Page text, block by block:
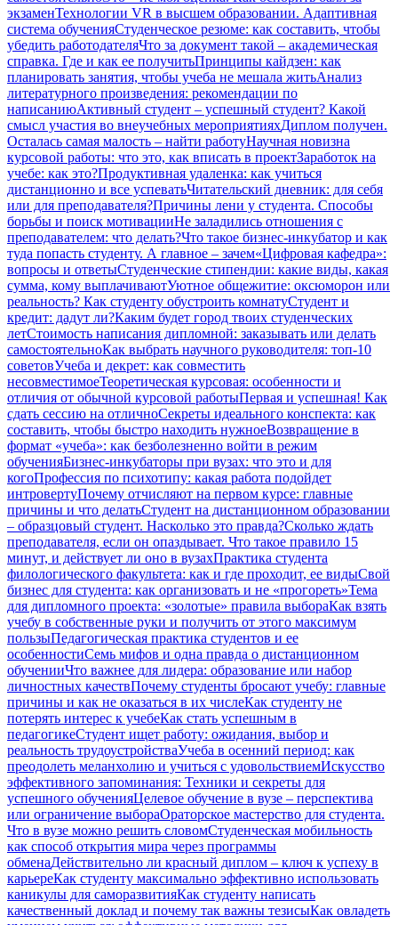
экзаменТехнологии VR в высшем образовании. Адаптивная
система обученияСтуденческое резюме: как составить, чтобы
убедить работодателяЧто за документ такой – академическая
справка. Где и как ее получитьПринципы кайдзен: как
планировать занятия, чтобы учеба не мешала житьАнализ
литературного произведения: рекомендации по
написаниюАктивный студент – успешный студент? Какой
смысл участия во внеучебных мероприятияхДиплом получен.
Осталась самая малость – найти работуНаучная новизна
курсовой работы: что это, как вписать в проектЗаработок на
учебе: как это?Продуктивная удаленка: как учиться
дистанционно и все успеватьЧитательский дневник: для себя
или для преподавателя?Причины лени у студента. Способы
борьбы и поиск мотивацииНе заладились отношения с
преподавателем: что делать?Что такое бизнес-инкубатор и как
туда попасть студенту. А главное – зачем«Цифровая кафедра»:
вопросы и ответыСтуденческие стипендии: какие виды, какая
сумма, кому выплачиваютУютное общежитие: оксюморон или
реальность? Как студенту обустроить комнатуСтудент и
кредит: дадут ли?Каким будет город твоих студенческих
летСтоимость написания дипломной: заказывать или делать
самостоятельноКак выбрать научного руководителя: топ-10
советовУчеба и декрет: как совместить
несовместимоеТеоретическая курсовая: особенности и
отличия от обычной курсовой работыПервая и успешная! Как
сдать сессию на отличноСекреты идеального конспекта: как
составить, чтобы быстро находить нужноеВозвращение в
формат «учеба»: как безболезненно войти в режим
обученияБизнес-инкубаторы при вузах: что это и для
когоПрофессия по психотипу: какая работа подойдет
интровертуПочему отчисляют на первом курсе: главные
причины и что делатьСтудент на дистанционном образовании
– образцовый студент. Насколько это правда?Сколько ждать
преподавателя, если он опаздывает. Что такое правило 15
минут, и действует ли оно в вузахПрактика студента
филологического факультета: как и где проходит, ее видыСвой
бизнес для студента: как организовать и не «прогореть»Тема
для дипломного проекта: «золотые» правила выбораКак взять
учебу в собственные руки и получить от этого максимум
пользыПедагогическая практика студентов и ее
особенностиСемь мифов и одна правда о дистанционном
обученииЧто важнее для лидера: образование или набор
личностных качествПочему студенты бросают учебу: главные
причины и как не оказаться в их числеКак студенту не
потерять интерес к учебеКак стать успешным в
педагогикеСтудент ищет работу: ожидания, выбор и
реальность трудоустройстваУчеба в осенний период: как
преодолеть меланхолию и учиться с удовольствиемИскусство
эффективного запоминания: Техники и секреты для
успешного обученияЦелевое обучение в вузе – перспектива
или ограничение выбораОраторское мастерство для студента.
Что в вузе можно решить словомСтуденческая мобильность
как способ открытия мира через программы
обменаДействительно ли красный диплом – ключ к успеху в
карьереКак студенту максимально эффективно использовать
каникулы для саморазвитияКак студенту написать
качественный доклад и почему так важны тезисыКак овладеть